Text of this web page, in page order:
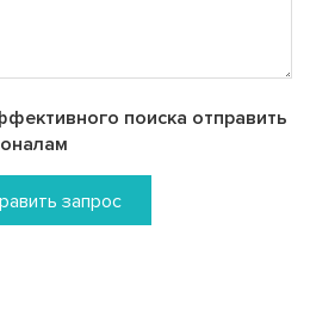
поиска отправить
запрос